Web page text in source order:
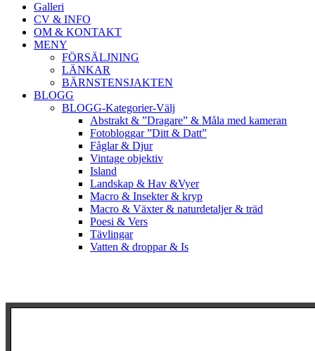
Galleri
CV & INFO
OM & KONTAKT
MENY
FÖRSÄLJNING
LÄNKAR
BÄRNSTENSJAKTEN
BLOGG
BLOGG-Kategorier-Välj
Abstrakt & ”Dragare” & Måla med kameran
Fotobloggar ”Ditt & Datt”
Fåglar & Djur
Vintage objektiv
Island
Landskap & Hav &Vyer
Macro & Insekter & kryp
Macro & Växter & naturdetaljer & träd
Poesi & Vers
Tävlingar
Vatten & droppar & Is